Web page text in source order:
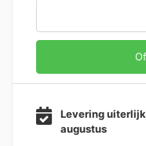
Levering uiterlijk
augustus